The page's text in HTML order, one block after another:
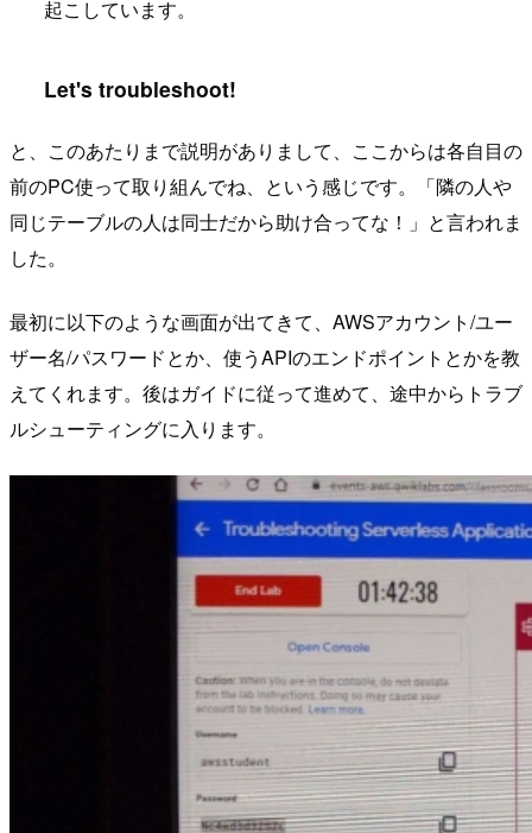
起こしています。
Let's troubleshoot!
と、このあたりまで説明がありまして、ここからは各自目の
前のPC使って取り組んでね、という感じです。「隣の人や
同じテーブルの人は同士だから助け合ってな！」と言われま
した。
最初に以下のような画面が出てきて、AWSアカウント/ユー
ザー名/パスワードとか、使うAPIのエンドポイントとかを教
えてくれます。後はガイドに従って進めて、途中からトラブ
ルシューティングに入ります。